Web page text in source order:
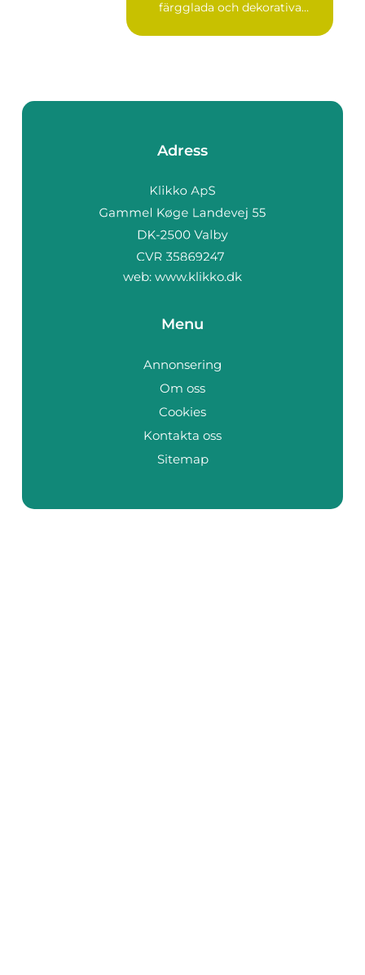
färgglada och dekorativa
Adress
web: www.klikko.dk
Menu
Annonsering
Om oss
Cookies
Kontakta oss
Sitemap